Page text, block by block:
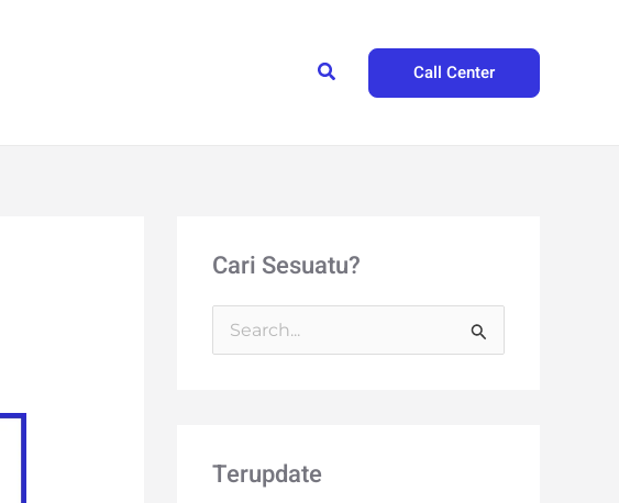
Search Call Center
Cari Sesuatu?
Terupdate